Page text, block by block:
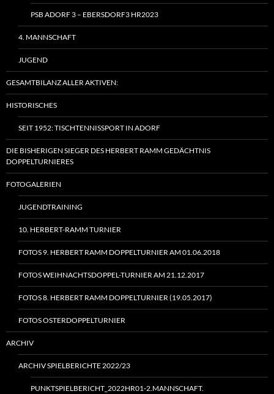
PSB ADORF 3 – EBERSDORF3 HR2023
4. MANNSCHAFT
JUGEND
GESAMTBILANZ ALLER AKTIVEN:
HISTORISCHES
SEIT 1952: TISCHTENNISSPORT IN ADORF
DIE BISHERIGEN SIEGER DES HERBERT RAMM GEDÄCHTNIS
DOPPELTURNIERES
FOTOGALERIEN
JUGENDTRAINING
10. HERBERT-RAMM TURNIER
FOTOS 9. HERBERT RAMM DOPPELTURNIER AM 01.06.2018
FOTOS WEIHNACHTSDOPPEL-TURNIER AM 21.12.2017
FOTOS 8. HERBERT RAMM DOPPELTURNIER (19.05.2017)
FOTOS OSTERDOPPELTURNIER
ARCHIV
ARCHIV SPIELBERICHTE 2022/23
PUNKTSPIELBERICHT_2022HR01‑2.MANNSCHAFT.